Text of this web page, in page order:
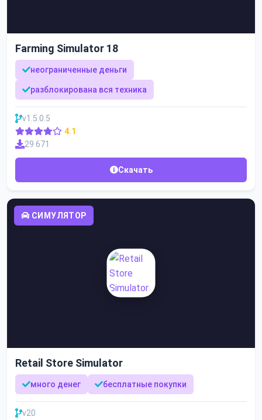
Farming Simulator 18
неограниченные деньги
разблокирована вся техника
v1.5.0.5
4.1
29 671
Скачать
СИМУЛЯТОР
Retail Store Simulator
много денег бесплатные покупки
v20